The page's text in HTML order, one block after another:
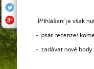
Přihlášení je však
- psát recenze/
- zadávat nové body